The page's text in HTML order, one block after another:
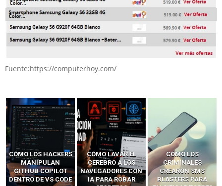
Fuente:https://computerhoy.com/
CÓMO LOS HACKERS
MANIPULAN
GITHUB COPILOT
DENTRO DE VS CODE
CÓMO LAVAR EL
CEREBRO A LOS
NAVEGADORES CON
IA PARA ROBAR
CÓMO LOS
CRIMINALES
CREARON SMS
BLASTERS PARA